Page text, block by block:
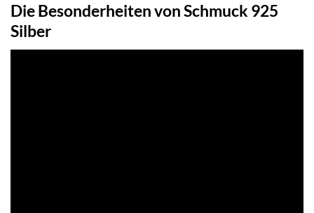
Die Besonderheiten von Schmuck 925
Silber